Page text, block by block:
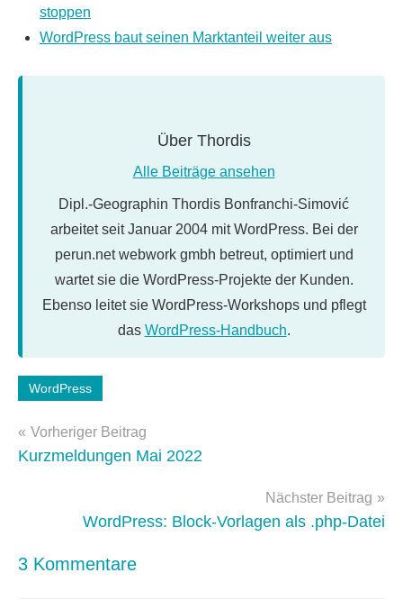
stoppen
WordPress baut seinen Marktanteil weiter aus
Über Thordis
Alle Beiträge ansehen
Dipl.-Geographin Thordis Bonfranchi-Simović
arbeitet seit Januar 2004 mit WordPress. Bei der
perun.net webwork gmbh betreut, optimiert und
wartet sie die WordPress-Projekte der Kunden.
Ebenso leitet sie WordPress-Workshops und pflegt
das WordPress-Handbuch.
Schlagwörter:
WordPress
Beitragsnavigation
Vorheriger Beitrag
Kurzmeldungen Mai 2022
Nächster Beitrag
WordPress: Block-Vorlagen als .php-Datei
3 Kommentare